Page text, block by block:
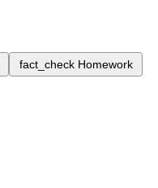
fact_check Homework